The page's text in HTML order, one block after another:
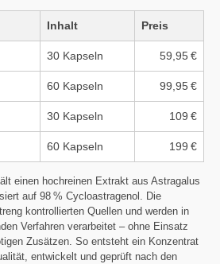
Inhalt Preis
30 Kapseln 59,95 €
60 Kapseln 99,95 €
30 Kapseln 109 €
60 Kapseln 199 €
einen hochreinen Extrakt aus Astragalus
auf 98 % Cycloastragenol. Die
kontrollierten Quellen und werden in
Verfahren verarbeitet – ohne Einsatz
Zusätzen. So entsteht ein Konzentrat
entwickelt und geprüft nach den